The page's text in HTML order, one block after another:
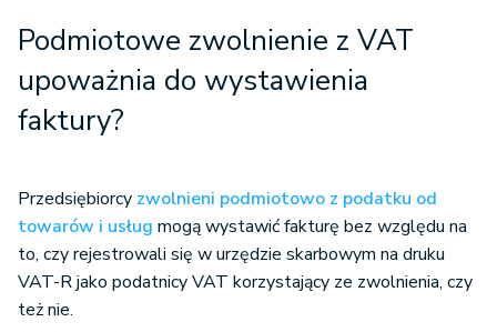
Podmiotowe zwolnienie z VAT
upoważnia do wystawienia
faktury?
Przedsiębiorcy zwolnieni podmiotowo z podatku od
towarów i usług mogą wystawić fakturę bez względu na
to, czy rejestrowali się w urzędzie skarbowym na druku
VAT-R jako podatnicy VAT korzystający ze zwolnienia, czy
też nie.